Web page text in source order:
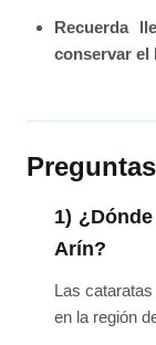
Recuerda
conservar el
1)
Arín?
Las
en la región